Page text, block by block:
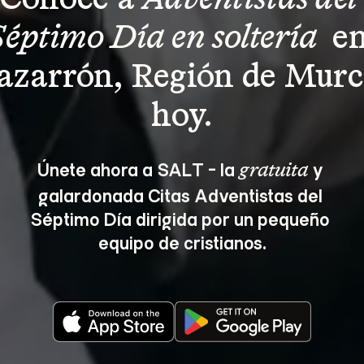
Día en soltería
Región de
hoy.
Únete ahora a SALT - la gratuita y
galardonada Citas Adventistas del
Séptimo Día dirigida por un pequeño
equipo de cristianos.